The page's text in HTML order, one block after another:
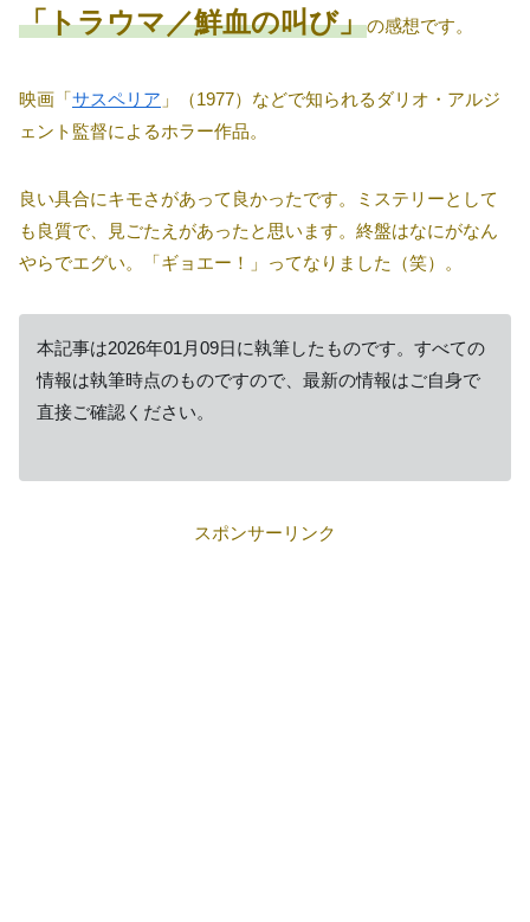
「トラウマ／鮮血の叫び」の感想です。
映画「サスペリア 」（1977）などで知られるダリオ・アルジ
ェント監督によるホラー作品。
良い具合にキモさがあって良かったです。ミステリーとして
も良質で、見ごたえがあったと思います。終盤はなにがなん
やらでエグい。「ギョエー！」ってなりました（笑）。
本記事は2026年01月09日に執筆したものです。すべての
情報は執筆時点のものですので、最新の情報はご自身で
直接ご確認ください。
スポンサーリンク